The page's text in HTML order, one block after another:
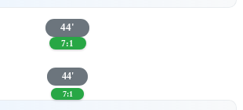
44'
7:1
44'
7:1